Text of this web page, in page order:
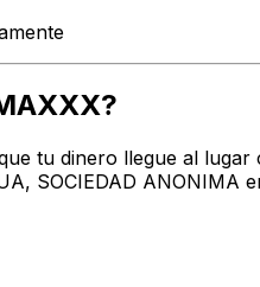
tu dinero llegue al
SOCIEDAD